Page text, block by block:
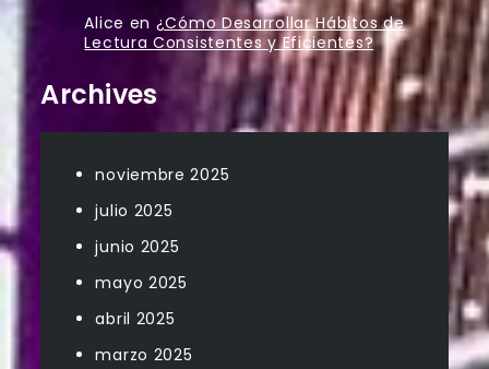
Alice en ¿Cómo Desarrollar Hábitos de
Lectura Consistentes y Eficientes?
Archives
noviembre 2025
julio 2025
junio 2025
mayo 2025
abril 2025
marzo 2025